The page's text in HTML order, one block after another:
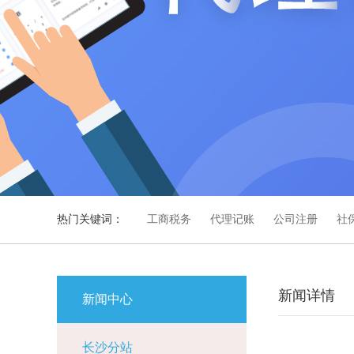
热门关键词： 工商税务 代理记账 公司注册 社
新闻中心
长沙分站
新闻详情